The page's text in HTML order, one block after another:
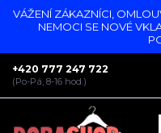
VÁŽENÍ ZÁKAZNÍCI,
NEMOCI SE NOVÉ
+420 777 247 722
(Po-Pá, 8-16 hod.)